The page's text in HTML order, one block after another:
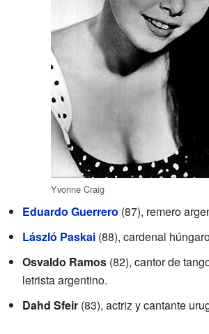
Yvonne Craig
Eduardo Guerrero (87), remero
László Paskai (88), cardenal
Osvaldo Ramos (82), cantor de
letrista argentino.
Dahd Sfeir (83), actriz y cantante